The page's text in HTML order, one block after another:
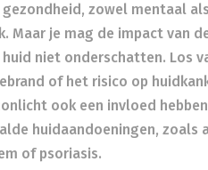
gezondheid, zowel mentaal als
Maar je mag de impact van
huid niet onderschatten. Los
of het risico op
ook een invloed
huidaandoeningen, zoals
of psoriasis.